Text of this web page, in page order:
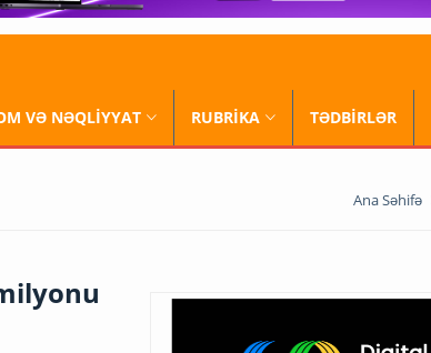
VƏ NƏQLİYYAT RUBRİKA TƏDBİRLƏR
Ana Səhifə